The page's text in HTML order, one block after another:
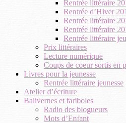
Rentrée littéraire
Rentrée d’Hiver
Rentrée littéraire
Rentrée littéraire
Rentrée littéraire
Prix littéraires
Lecture numérique
Coups de coeur sortis en
Livres pour la jeunesse
Rentrée littéraire jeunesse
Atelier d’écriture
Balivernes et fariboles
Radio des blogueurs
Mots d’Enfant